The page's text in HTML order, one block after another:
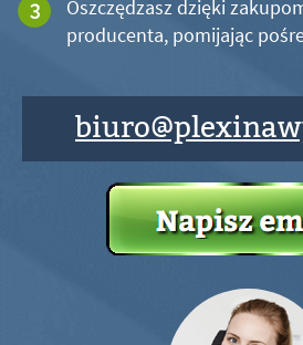
Oszczędzasz dzięki
producenta, pomijając